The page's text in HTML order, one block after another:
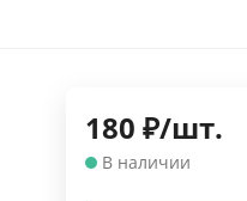
180 ₽/шт.
В наличии